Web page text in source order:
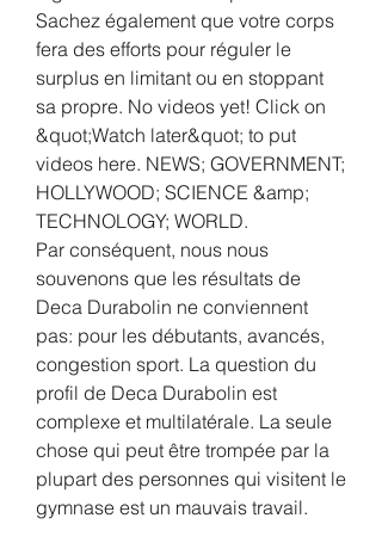
Sachez également que votre corps
fera des efforts pour réguler le
surplus en limitant ou en stoppant
sa propre. No videos yet! Click on
&quot;Watch later&quot; to put
videos here. NEWS; GOVERNMENT;
HOLLYWOOD; SCIENCE &amp;
TECHNOLOGY; WORLD.
Par conséquent, nous nous
souvenons que les résultats de
Deca Durabolin ne conviennent
pas: pour les débutants, avancés,
congestion sport. La question du
profil de Deca Durabolin est
complexe et multilatérale. La seule
chose qui peut être trompée par la
plupart des personnes qui visitent le
gymnase est un mauvais travail.